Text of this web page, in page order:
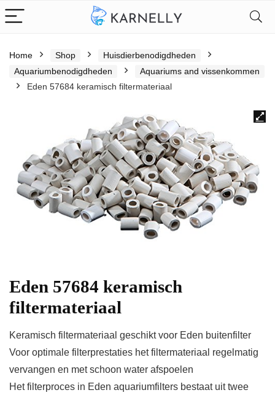
Home Shop
Huisdierbenodigdheden
Aquariumbenodigdheden
Aquariums and vissenkommen
Eden 57684 keramisch filtermateriaal
Eden 57684 keramisch
filtermateriaal
Keramisch filtermateriaal geschikt voor Eden buitenfilter
Voor optimale filterprestaties het filtermateriaal regelmatig
vervangen en met schoon water afspoelen
Het filterproces in Eden aquariumfilters bestaat uit twee